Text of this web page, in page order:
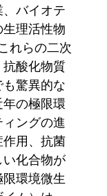
バイオテ
理活性物
れらの二次
酸化物質
驚異的な
の極限環
ングの進
用、抗菌
化合物が
環境微生